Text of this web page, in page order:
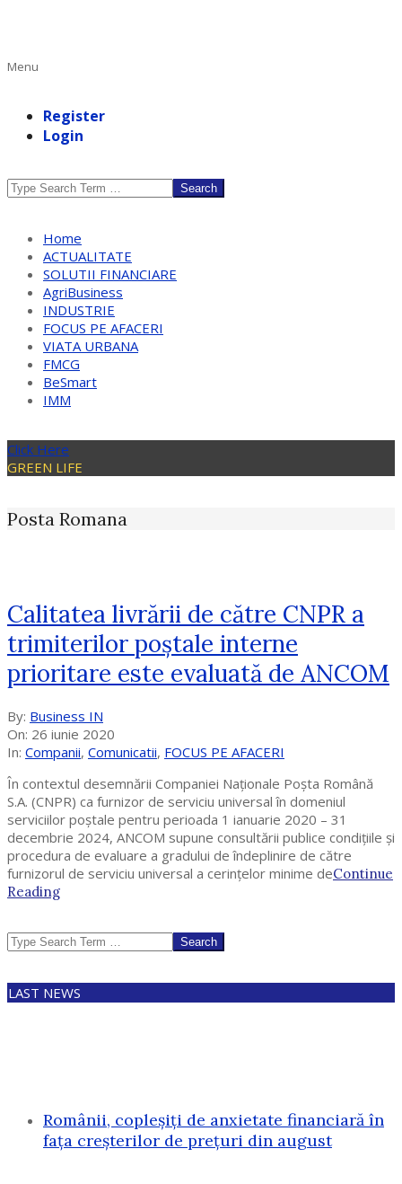
Primary
Menu
Register
Login
Search
Home
ACTUALITATE
SOLUTII FINANCIARE
AgriBusiness
INDUSTRIE
FOCUS PE AFACERI
VIATA URBANA
FMCG
BeSmart
IMM
Click Here
GREEN LIFE
Posta Romana
Calitatea livrării de către CNPR a
trimiterilor poștale interne
prioritare este evaluată de ANCOM
2020-
06-
26
By: Business IN
On: 26 iunie 2020
In: Companii, Comunicatii, FOCUS PE AFACERI
În contextul desemnării Companiei Naționale Poșta Română
S.A. (CNPR) ca furnizor de serviciu universal în domeniul
serviciilor poștale pentru perioada 1 ianuarie 2020 – 31
decembrie 2024, ANCOM supune consultării publice condițiile și
procedura de evaluare a gradului de îndeplinire de către
furnizorul de serviciu universal a cerințelor minime deContinue
Reading
Search
LAST NEWS
Românii, copleșiți de anxietate financiară în
fața creșterilor de prețuri din august